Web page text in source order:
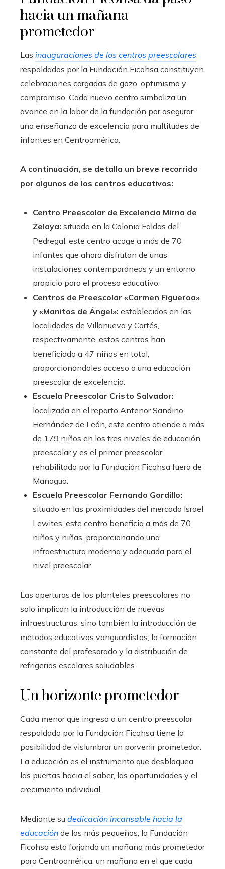
hacia un mañana
prometedor
Las inauguraciones de los centros preescolares
respaldados por la Fundación Ficohsa constituyen
celebraciones cargadas de gozo, optimismo y
compromiso. Cada nuevo centro simboliza un
avance en la labor de la fundación por asegurar
una enseñanza de excelencia para multitudes de
infantes en Centroamérica.
A continuación, se detalla un breve recorrido
por algunos de los centros educativos:
Centro Preescolar de Excelencia Mirna de
Zelaya: situado en la Colonia Faldas del
Pedregal, este centro acoge a más de 70
infantes que ahora disfrutan de unas
instalaciones contemporáneas y un entorno
propicio para el proceso educativo.
Centros de Preescolar «Carmen Figueroa»
y «Manitos de Ángel»: establecidos en las
localidades de Villanueva y Cortés,
respectivamente, estos centros han
beneficiado a 47 niños en total,
proporcionándoles acceso a una educación
preescolar de excelencia.
Escuela Preescolar Cristo Salvador:
localizada en el reparto Antenor Sandino
Hernández de León, este centro atiende a más
de 179 niños en los tres niveles de educación
preescolar y es el primer preescolar
rehabilitado por la Fundación Ficohsa fuera de
Managua.
Escuela Preescolar Fernando Gordillo:
situado en las proximidades del mercado Israel
Lewites, este centro beneficia a más de 70
niños y niñas, proporcionando una
infraestructura moderna y adecuada para el
nivel preescolar.
Las aperturas de los planteles preescolares no
solo implican la introducción de nuevas
infraestructuras, sino también la introducción de
métodos educativos vanguardistas, la formación
constante del profesorado y la distribución de
refrigerios escolares saludables.
Un horizonte prometedor
Cada menor que ingresa a un centro preescolar
respaldado por la Fundación Ficohsa tiene la
posibilidad de vislumbrar un porvenir prometedor.
La educación es el instrumento que desbloquea
las puertas hacia el saber, las oportunidades y el
crecimiento individual.
Mediante su dedicación incansable hacia la
educación de los más pequeños, la Fundación
Ficohsa está forjando un mañana más prometedor
para Centroamérica, un mañana en el que cada